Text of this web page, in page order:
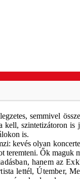
semmivel
kell, szintetizátoron
is.
kevés olyan
teremteni. Ők maguk
hanem az
lettél, Útember,